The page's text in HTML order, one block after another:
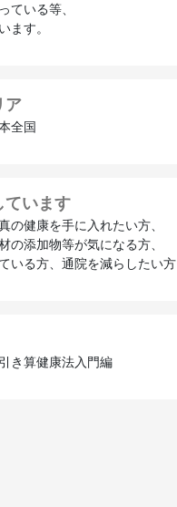
ている等、
ます。
ア
全国
ています
の健康を手に入れたい方、
の添加物等が気になる方、
いる方、通院を減らしたい方
き算健康法入門編